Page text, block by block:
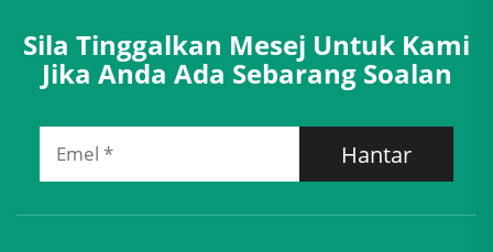
Sila Tinggalkan Mesej Untuk Kami
Jika Anda Ada Sebarang Soalan
Hantar